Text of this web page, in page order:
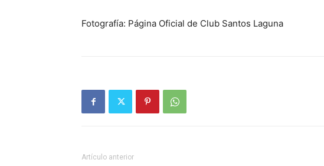
Fotografía: Página Oficial de Club Santos Laguna
Artículo anterior